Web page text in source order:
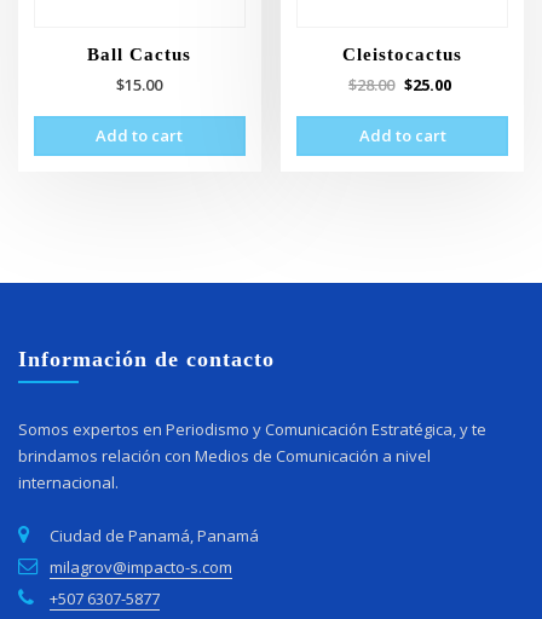
Ball Cactus
$15.00
Add to cart
Cleistocactus
$28.00 $25.00
Add to cart
Información de contacto
Somos expertos en Periodismo y Comunicación Estratégica, y te
brindamos relación con Medios de Comunicación a nivel
internacional.
Ciudad de Panamá, Panamá
milagrov@impacto-s.com
+507 6307-5877